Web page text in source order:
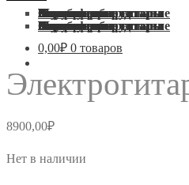
Акустические гитары
Классические гитары
Электро гитары
Бас гитары
Укулеле
Синтезаторы
Барабаны
Микрофоны
Звуковое оборудование
Струны
Аксессуары
Акустические гитары
Классические гитары
Электро гитары
Бас гитары
Укулеле
Синтезаторы
Барабаны
Микрофоны
Звуковое оборудование
Струны
Аксессуары
0,00₽ 0 товаров
8900,00₽
Нет в наличии